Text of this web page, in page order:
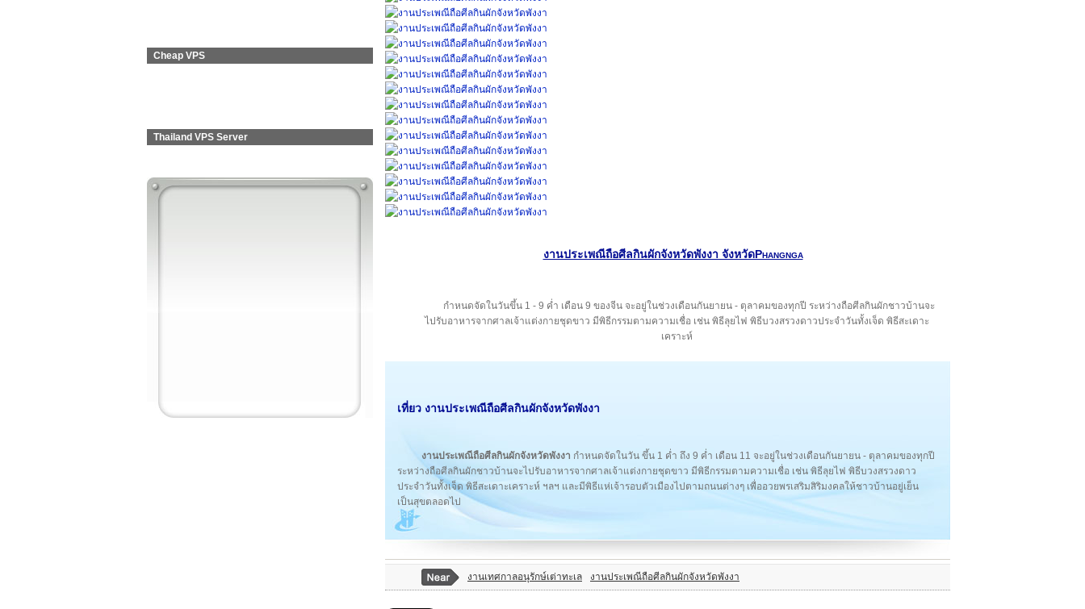
Cheap VPS
Thailand VPS Server
งานประเพณีถือศีลกินผักจังหวัดพังงา จังหวัดPhangnga
กำหนดจัดในวันขึ้น 1 - 9 ค่ำ เดือน 9 ของจีน จะอยู่ในช่วงเดือนกันยายน - ตุลาคมของทุกปี ระหว่างถือศีลกินผักชาวบ้านจะ
ไปรับอาหารจากศาลเจ้าแต่งกายชุดขาว มีพิธีกรรมตามความเชื่อ เช่น พิธีลุยไฟ พิธีบวงสรวงดาวประจำวันทั้งเจ็ด พิธีสะเดาะ
เคราะห์
เที่ยว งานประเพณีถือศีลกินผักจังหวัดพังงา
งานประเพณีถือศีลกินผักจังหวัดพังงา กำหนดจัดในวัน ขึ้น 1 ค่ำ ถึง 9 ค่ำ เดือน 11 จะอยู่ในช่วงเดือนกันยายน - ตุลาคมของทุกปี
ระหว่างถือศีลกินผักชาวบ้านจะไปรับอาหารจากศาลเจ้าแต่งกายชุดขาว มีพิธีกรรมตามความเชื่อ เช่น พิธีลุยไฟ พิธีบวงสรวงดาว
ประจำวันทั้งเจ็ด พิธีสะเดาะเคราะห์ ฯลฯ และมีพิธีแห่เจ้ารอบตัวเมืองไปตามถนนต่างๆ เพื่ออวยพรเสริมสิริมงคลให้ชาวบ้านอยู่เย็น
เป็นสุขตลอดไป
งานเทศกาลอนุรักษ์เต่าทะเล งานประเพณีถือศีลกินผักจังหวัดพังงา